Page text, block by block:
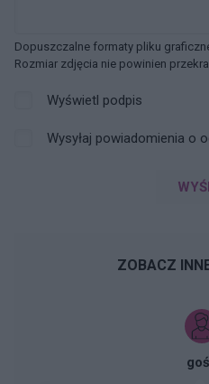
Dopuszczalne formaty pliku
Rozmiar zdjęcia nie powinien
Wyświetl podpis
Wysyłaj powiadomienia o
ZOBACZ